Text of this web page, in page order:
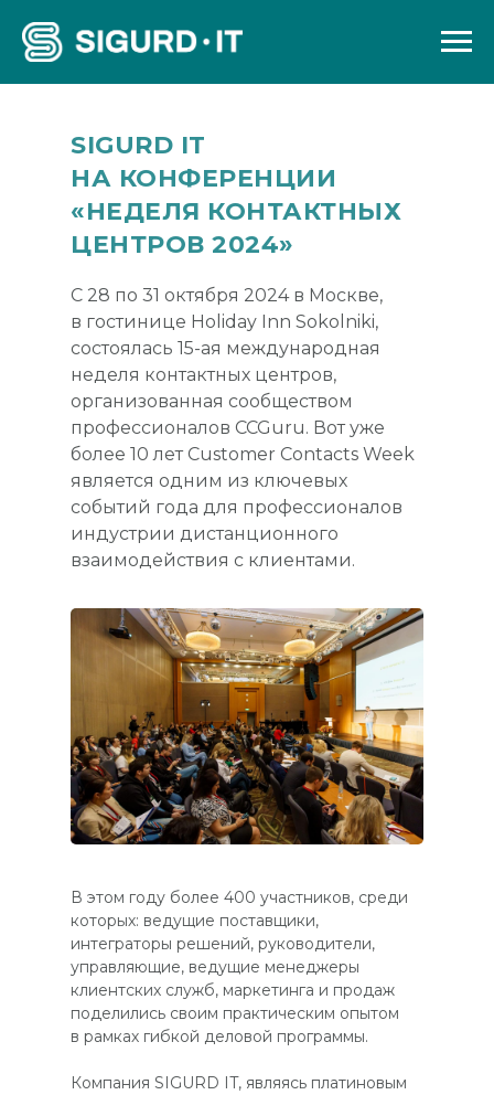
SIGURD IT
НА КОНФЕРЕНЦИИ
«НЕДЕЛЯ КОНТАКТНЫХ
ЦЕНТРОВ 2024»
С 28 по 31 октября 2024 в Москве,
в гостинице Holiday Inn Sokolniki,
состоялась 15-ая международная
неделя контактных центров,
организованная сообществом
профессионалов CCGuru. Вот уже
более 10 лет Customer Contacts Week
является одним из ключевых
событий года для профессионалов
индустрии дистанционного
взаимодействия с клиентами.
В этом году более 400 участников, среди
которых: ведущие поставщики,
интеграторы решений, руководители,
управляющие, ведущие менеджеры
клиентских служб, маркетинга и продаж
поделились своим практическим опытом
в рамках гибкой деловой программы.
Компания SIGURD IT, являясь платиновым